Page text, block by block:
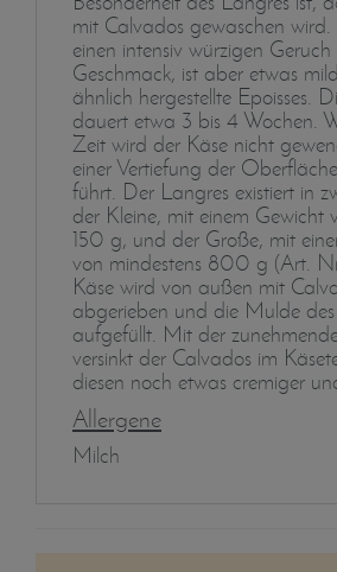
mit Calvados gewaschen wird.
einen intensiv würzigen
Geschmack, ist aber etwas
ähnlich hergestellte Epoisses.
dauert etwa 3 bis 4 Wochen.
Zeit wird der Käse nicht
einer Vertiefung der
führt. Der Langres existiert in
der Kleine, mit einem Gewicht
150 g, und der Große, mit
von mindestens 800 g (Art.
Käse wird von außen mit
abgerieben und die Mulde
aufgefüllt. Mit der
versinkt der Calvados im
diesen noch etwas cremiger
Allergene
Milch